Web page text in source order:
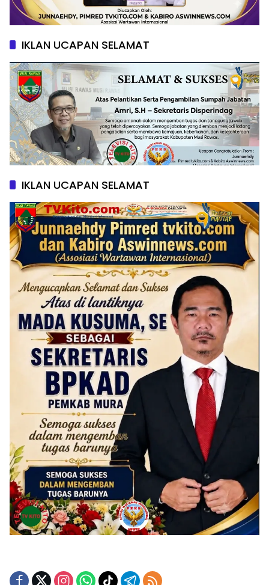
IKLAN UCAPAN SELAMAT
IKLAN UCAPAN SELAMAT